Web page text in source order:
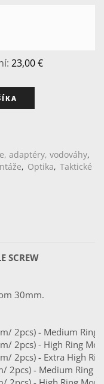
23,00€
adaptéry, vodováhy,
, Optika, Taktické
SCREW
30mm.
2pcs) - Medium Ring
2pcs) - High Ring
2pcs) - Extra High
2pcs) - Medium Ring